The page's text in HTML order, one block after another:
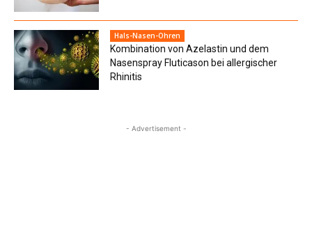
Hals-Nasen-Ohren
Kombination von Azelastin und dem
Nasenspray Fluticason bei allergischer
Rhinitis
- Advertisement -